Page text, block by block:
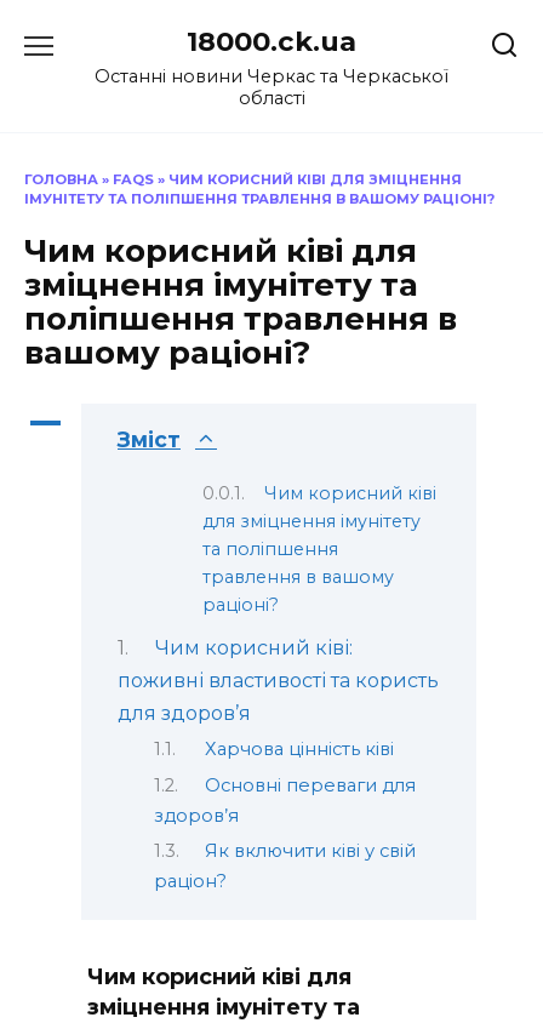
до
18000.ck.ua
Останні новини Черкас та Черкаської
області
ГОЛОВНА » FAQS » ЧИМ КОРИСНИЙ КІВІ ДЛЯ ЗМІЦНЕННЯ
ІМУНІТЕТУ ТА ПОЛІПШЕННЯ ТРАВЛЕННЯ В ВАШОМУ РАЦІОНІ?
Чим корисний ківі для
зміцнення імунітету та
поліпшення травлення в
вашому раціоні?
A Зміст
Чим корисний ківі
для зміцнення імунітету
та поліпшення
травлення в вашому
раціоні?
Чим корисний ківі:
поживні властивості та користь
для здоров’я
Харчова цінність ківі
Основні переваги для
здоров’я
Як включити ківі у свій
раціон?
Чим корисний ківі для
зміцнення імунітету та